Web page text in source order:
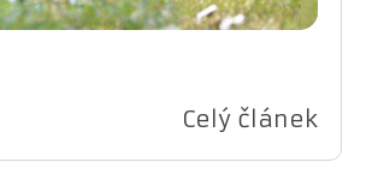
Celý článek